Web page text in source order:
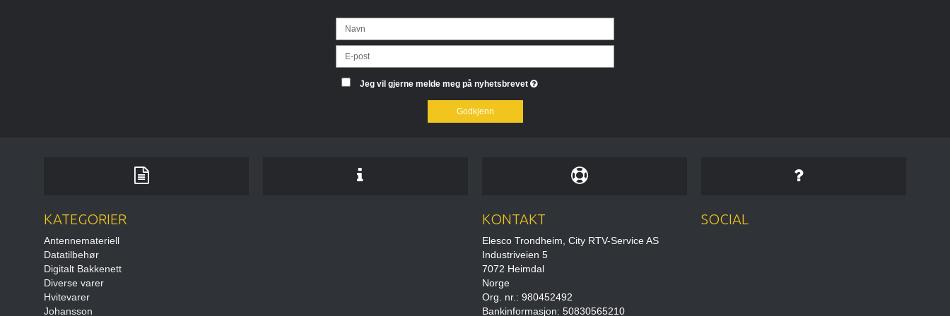
Jeg vil gjerne melde meg på nyhetsbrevet
Godkjenn
KATEGORIER
Antennemateriell
Datatilbehør
Digitalt Bakkenett
Diverse varer
Hvitevarer
Johansson
KONTAKT
Elesco Trondheim, City RTV-Service AS
Industriveien 5
7072 Heimdal
Norge
Org. nr.: 980452492
Bankinformasjon: 50830565210
SOCIAL